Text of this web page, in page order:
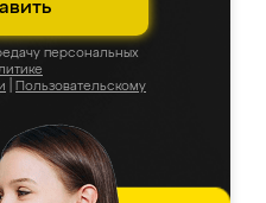
персональных
Пользовательскому